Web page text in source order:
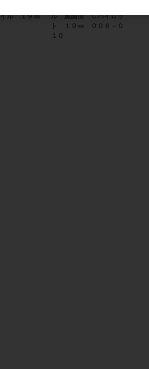
ル １９㎜
ル 滅菌済 Ｃパイロッ
ト １９㎜ ００６－０
１０